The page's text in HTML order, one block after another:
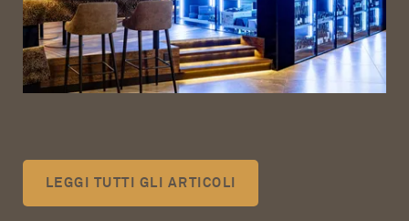
LEGGI TUTTI GLI ARTICOLI